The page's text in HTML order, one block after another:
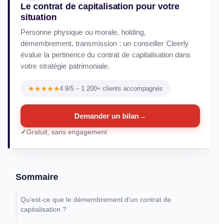
Le contrat de capitalisation pour votre
situation
Personne physique ou morale, holding,
démembrement, transmission : un conseiller Cleerly
évalue la pertinence du contrat de capitalisation dans
votre stratégie patrimoniale.
★★★★★4.9/5 – 1 200+ clients accompagnés
Demander un bilan→
Gratuit, sans engagement
Sommaire
Qu’est-ce que le démembrement d’un contrat de
capitalisation ?